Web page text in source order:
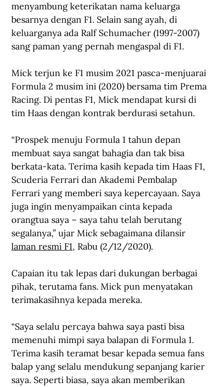
menyambung keterikatan nama keluarga
besarnya dengan F1. Selain sang ayah, di
keluarganya ada Ralf Schumacher (1997-2007)
sang paman yang pernah mengaspal di F1.
Mick terjun ke F1 musim 2021 pasca-menjuarai
Formula 2 musim ini (2020) bersama tim Prema
Racing. Di pentas F1, Mick mendapat kursi di
tim Haas dengan kontrak berdurasi setahun.
“Prospek menuju Formula 1 tahun depan
membuat saya sangat bahagia dan tak bisa
berkata-kata. Terima kasih kepada tim Haas F1,
Scuderia Ferrari dan Akademi Pembalap
Ferrari yang memberi saya kepercayaan. Saya
juga ingin menyampaikan cinta kepada
orangtua saya – saya tahu telah berutang
segalanya,” ujar Mick sebagaimana dilansir
laman resmi F1, Rabu (2/12/2020).
Capaian itu tak lepas dari dukungan berbagai
pihak, terutama fans. Mick pun menyatakan
terimakasihnya kepada mereka.
“Saya selalu percaya bahwa saya pasti bisa
memenuhi mimpi saya balapan di Formula 1.
Terima kasih teramat besar kepada semua fans
balap yang selalu mendukung sepanjang karier
saya. Seperti biasa, saya akan memberikan